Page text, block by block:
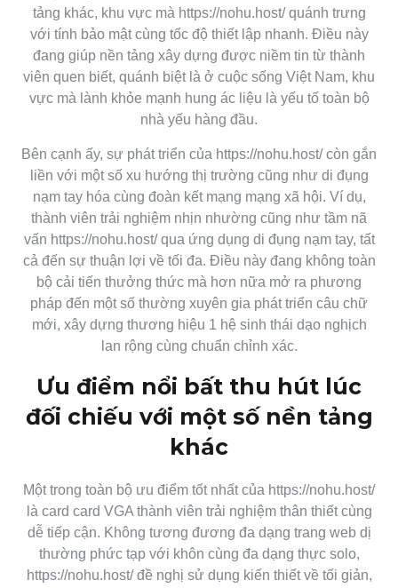
tảng khác, khu vực mà https://nohu.host/ quánh trưng
với tính bảo mật cùng tốc độ thiết lập nhanh. Điều này
đang giúp nền tảng xây dựng được niềm tin từ thành
viên quen biết, quánh biệt là ở cuộc sống Việt Nam, khu
vực mà lành khỏe mạnh hung ác liệu là yếu tố toàn bộ
nhà yếu hàng đầu.
Bên cạnh ấy, sự phát triển của https://nohu.host/ còn gắn
liền với một số xu hướng thị trường cũng như di đụng
nạm tay hóa cùng đoàn kết mạng mạng xã hội. Ví dụ,
thành viên trải nghiệm nhịn nhường cũng như tầm nã
vấn https://nohu.host/ qua ứng dụng di đụng nạm tay, tất
cả đến sự thuận lợi về tối đa. Điều này đang không toàn
bộ cải tiến thưởng thức mà hơn nữa mở ra phương
pháp đến một số thường xuyên gia phát triển câu chữ
mới, xây dựng thương hiệu 1 hệ sinh thái dạo nghịch
lan rộng cùng chuẩn chỉnh xác.
Ưu điểm nổi bất thu hút lúc
đối chiếu với một số nền tảng
khác
Một trong toàn bộ ưu điểm tốt nhất của https://nohu.host/
là card card VGA thành viên trải nghiệm thân thiết cùng
dễ tiếp cận. Không tương đương đa dạng trang web dị
thường phức tạp với khôn cùng đa dạng thực solo,
https://nohu.host/ đề nghị sử dụng kiến thiết về tối giản,